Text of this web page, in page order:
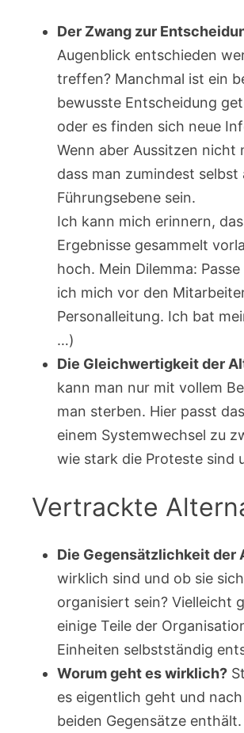
Der Zwang zur
Augenblick entschieden
treffen? Manchmal ist ein
bewusste Entscheidung
oder es finden sich neue
Wenn aber Aussitzen nicht
dass man zumindest selbst
Führungsebene sein.
Ich kann mich erinnern,
Ergebnisse gesammelt
hoch. Mein Dilemma:
ich mich vor den
Personalleitung. Ich bat
…)
Die Gleichwertigkeit der
kann man nur mit vollem
man sterben. Hier passt
einem Systemwechsel zu
wie stark die Proteste sind
Vertrackte
Die Gegensätzlichkeit der
wirklich sind und ob sie
organisiert sein? Vielleicht
einige Teile der
Einheiten selbstständig
Worum geht es wirklich?
es eigentlich geht und
beiden Gegensätze enthält.